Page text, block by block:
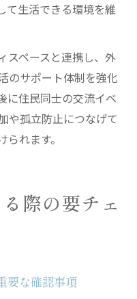
て生活できる環境を維
スペースと連携し、外
のサポート体制を強化
に住民同士の交流イベ
や孤立防止につなげて
れます。
際の要チェ
要な確認事項